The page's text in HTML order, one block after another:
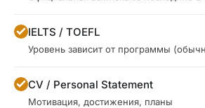
IELTS / TOEFL
Уровень зависит от программы
CV / Personal Statement
Мотивация, достижения, планы